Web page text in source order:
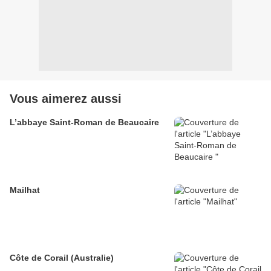
Vous aimerez aussi
L’abbaye Saint-Roman de Beaucaire
Mailhat
Côte de Corail (Australie)